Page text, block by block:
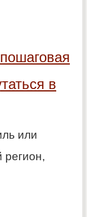
в
или
регион,